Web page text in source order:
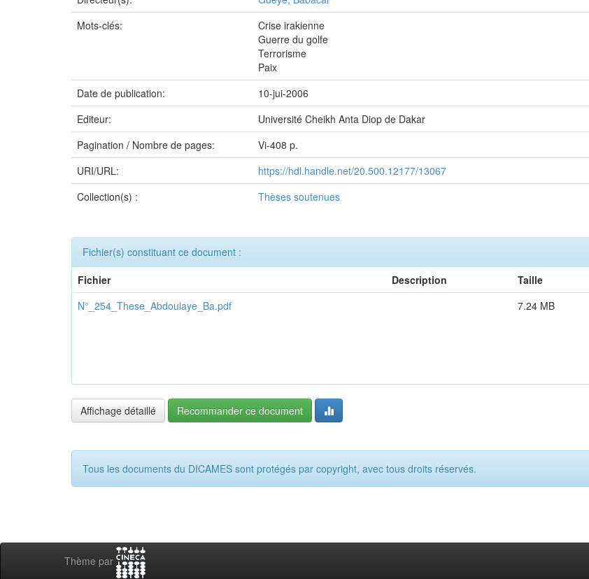
Mots-clés:
Crise irakienne
Guerre du golfe
Terrorisme
Paix
Date de publication:
10-jui-2006
Editeur:
Université Cheikh Anta Diop de Dakar
Pagination / Nombre de pages:
Vi-408 p.
URI/URL:
https://hdl.handle.net/20.500.12177/13067
Collection(s) :
Thèses soutenues
Fichier(s) constituant ce document :
Fichier
Description Taille
N°_254_These_Abdoulaye_Ba.pdf
7.24 MB
Affichage détaillé Recommander ce document
Tous les documents du DICAMES sont protégés par copyright, avec tous droits réservés.
Thème par